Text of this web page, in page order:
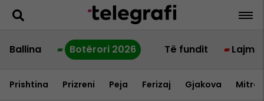
Ballina Botërori 2026 Të fundit Lajme
Prishtina Prizreni Peja Ferizaj Gjakova